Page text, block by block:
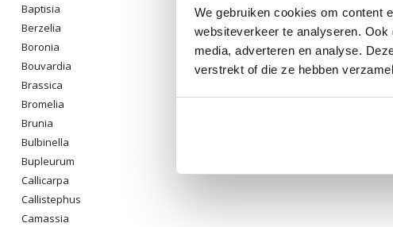
We gebruiken cookies om content
websiteverkeer te analyseren.
media, adverteren en analyse.
verstrekt of die ze hebben
Baptisia
Berzelia
Boronia
Bouvardia
Brassica
Bromelia
Brunia
Bulbinella
Bupleurum
Callicarpa
Callistephus
Camassia